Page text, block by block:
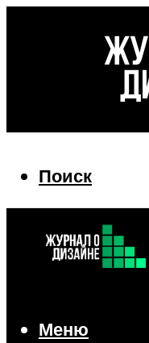
Поиск
Поиск
Меню